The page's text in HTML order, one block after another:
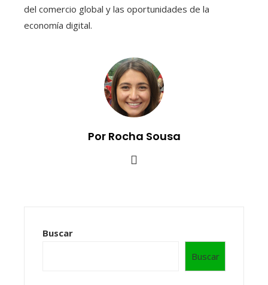
del comercio global y las oportunidades de la
economía digital.
Por Rocha Sousa
Buscar
Buscar